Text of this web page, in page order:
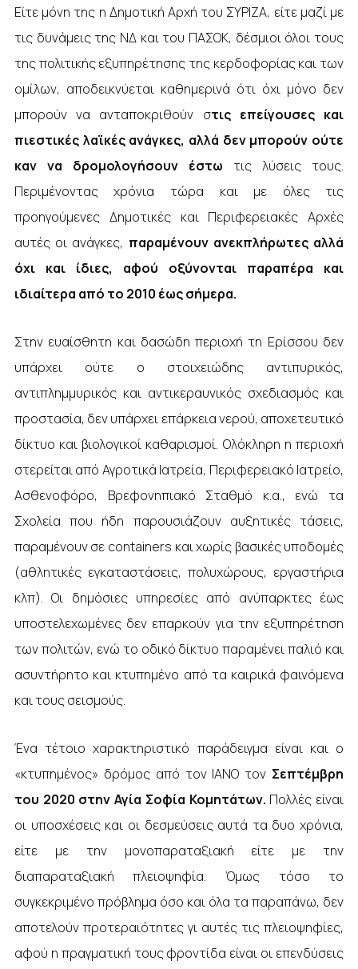
Είτε μόνη της η Δημοτική Αρχή του ΣΥΡΙΖΑ, είτε μαζί με
τις δυνάμεις της ΝΔ και του ΠΑΣΟΚ, δέσμιοι όλοι τους
της πολιτικής εξυπηρέτησης της κερδοφορίας και των
ομίλων, αποδεικνύεται καθημερινά ότι όχι μόνο δεν
μπορούν να ανταποκριθούν στις επείγουσες και
πιεστικές λαϊκές ανάγκες, αλλά δεν μπορούν ούτε
καν να δρομολογήσουν έστω τις λύσεις τους.
Περιμένοντας χρόνια τώρα και με όλες τις
προηγούμενες Δημοτικές και Περιφερειακές Αρχές
αυτές οι ανάγκες, παραμένουν ανεκπλήρωτες αλλά
όχι και ίδιες, αφού οξύνονται παραπέρα και
ιδιαίτερα από το 2010 έως σήμερα.
Στην ευαίσθητη και δασώδη περιοχή τη Ερίσσου δεν
υπάρχει ούτε ο στοιχειώδης αντιπυρικός,
αντιπλημμυρικός και αντικεραυνικός σχεδιασμός και
προστασία, δεν υπάρχει επάρκεια νερού, αποχετευτικό
δίκτυο και βιολογικοί καθαρισμοί. Ολόκληρη η περιοχή
στερείται από Αγροτικά Ιατρεία, Περιφερειακό Ιατρείο,
Ασθενοφόρο, Βρεφονηπιακό Σταθμό κ.α., ενώ τα
Σχολεία που ήδη παρουσιάζουν αυξητικές τάσεις,
παραμένουν σε containers και χωρίς βασικές υποδομές
(αθλητικές εγκαταστάσεις, πολυχώρους, εργαστήρια
κλπ). Οι δημόσιες υπηρεσίες από ανύπαρκτες έως
υποστελεχωμένες δεν επαρκούν για την εξυπηρέτηση
των πολιτών, ενώ το οδικό δίκτυο παραμένει παλιό και
ασυντήρητο και κτυπημένο από τα καιρικά φαινόμενα
και τους σεισμούς.
Ένα τέτοιο χαρακτηριστικό παράδειγμα είναι και ο
«κτυπημένος» δρόμος από τον ΙΑΝΟ τον Σεπτέμβρη
του 2020 στην Αγία Σοφία Κομητάτων. Πολλές είναι
οι υποσχέσεις και οι δεσμεύσεις αυτά τα δυο χρόνια,
είτε με την μονοπαραταξιακή είτε με την
διαπαραταξιακή πλειοψηφία. Όμως τόσο το
συγκεκριμένο πρόβλημα όσο και όλα τα παραπάνω, δεν
αποτελούν προτεραιότητες γι αυτές τις πλειοψηφίες,
αφού η πραγματική τους φροντίδα είναι οι επενδύσεις